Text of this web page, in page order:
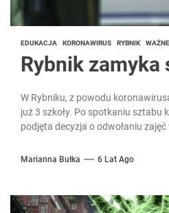
EDUKACJA KORONAWIRUS RYBNIK WAŻNE
Rybnik zamyka
W Rybniku, z powodu
już 3 szkoły. Po spotkaniu sztabu
podjęta decyzja o odwołaniu
Marianna Bułka 6 Lat Ago